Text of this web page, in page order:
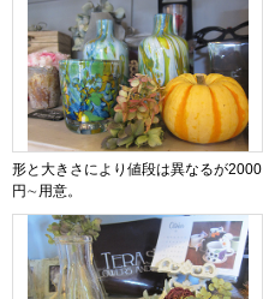
形と大きさにより値段は異なるが2000
円∼用意。